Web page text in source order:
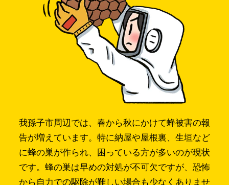
我孫子市周辺では、春から秋にかけて蜂被害の報
告が増えています。特に納屋や屋根裏、生垣など
に蜂の巣が作られ、困っている方が多いのが現状
です。蜂の巣は早めの対処が不可欠ですが、恐怖
から自力での駆除が難しい場合も少なくありませ